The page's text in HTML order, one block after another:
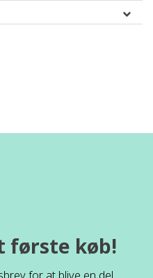
første køb!